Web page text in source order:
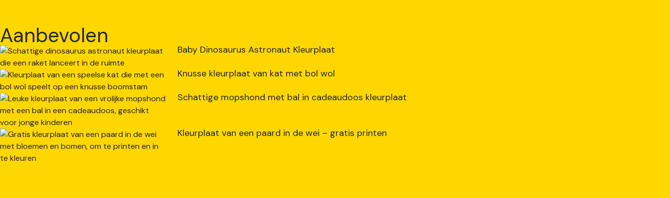
Aanbevolen
Baby Dinosaurus Astronaut Kleurplaat
Knusse kleurplaat van kat met bol wol
Schattige mopshond met bal in cadeaudoos kleurplaat
Kleurplaat van een paard in de wei – gratis printen